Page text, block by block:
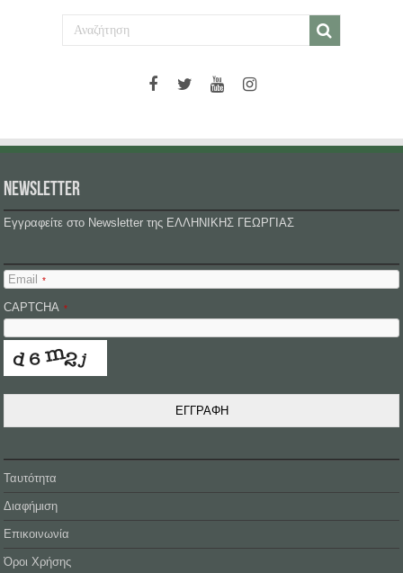
NEWSLETTER
Εγγραφείτε στο Newsletter της ΕΛΛΗΝΙΚΗΣ ΓΕΩΡΓΙΑΣ
Email *
CAPTCHA *
ΕΓΓΡΑΦΗ
Ταυτότητα
Διαφήμιση
Επικοινωνία
Όροι Χρήσης